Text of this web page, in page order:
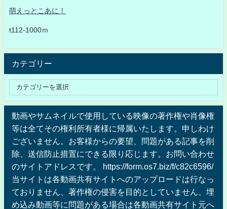
萌えっとこあに！
t112-1000ｍ
カテゴリー
動画やサムネイルで使用している映像の著作権や肖像権
等は全てその権利所有者様に帰属いたします。申しわけ
ございません。お客様からの要望、問題がある記事を削
除、送信防止措置にできる限り応じます。お問い合わせ
のサイトアドレスです。 https://form.os7.biz/f/c82c6596/
当サイトは各動画共有サイトへのアップロードは行なっ
ておりません、著作権の侵害を目的としていません、埋
め込み動画等に問題がある場合は各動画共有サイト元へ